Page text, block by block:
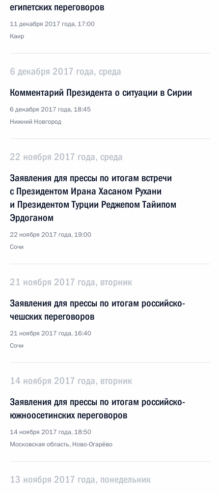
египетских переговоров
11 декабря 2017 года, 17:00
Каир
6 декабря 2017 года, среда
Комментарий Президента о ситуации в Сирии
6 декабря 2017 года, 18:45
Нижний Новгород
22 ноября 2017 года, среда
Заявления для прессы по итогам встречи
с Президентом Ирана Хасаном Рухани
и Президентом Турции Реджепом Тайипом
Эрдоганом
22 ноября 2017 года, 19:00
Сочи
21 ноября 2017 года, вторник
Заявления для прессы по итогам российско-
чешских переговоров
21 ноября 2017 года, 16:40
Сочи
14 ноября 2017 года, вторник
Заявления для прессы по итогам российско-
южноосетинских переговоров
14 ноября 2017 года, 18:50
Московская область, Ново-Огарёво
13 ноября 2017 года, понедельник